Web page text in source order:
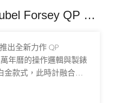
永恆精準：Greubel Forsey QP Balancier 顛覆萬年曆定義
出全新力作 QP
年曆的操作邏輯與製錶
金款式，此時計融合創